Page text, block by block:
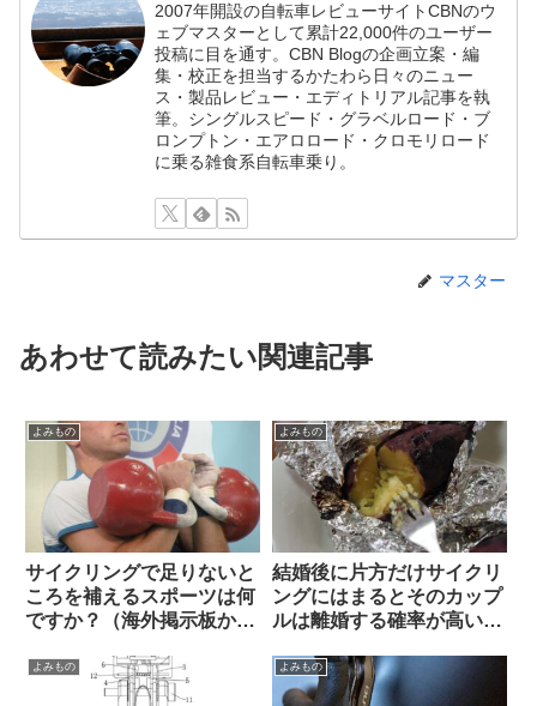
2007年開設の自転車レビューサイトCBNのウ
ェブマスターとして累計22,000件のユーザー
投稿に目を通す。CBN Blogの企画立案・編
集・校正を担当するかたわら日々のニュー
ス・製品レビュー・エディトリアル記事を執
筆。シングルスピード・グラベルロード・ブ
ロンプトン・エアロロード・クロモリロード
に乗る雑食系自転車乗り。
マスター
あわせて読みたい関連記事
よみもの
サイクリングで足りないと
ころを補えるスポーツは何
ですか？（海外掲示板か
よみもの
結婚後に片方だけサイクリ
ングにはまるとそのカップ
ルは離婚する確率が高い？
よみもの よみもの